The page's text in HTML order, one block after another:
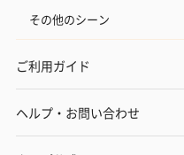
その他のシーン
ご利用ガイド
ヘルプ・お問い合わせ